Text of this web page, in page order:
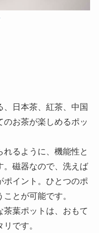
日本茶、紅茶、中国
お茶が楽しめるポッ
るように、機能性と
。磁器なので、洗えば
ポイント。ひとつのポ
とが可能です。
葉ポットは、おもて
です。